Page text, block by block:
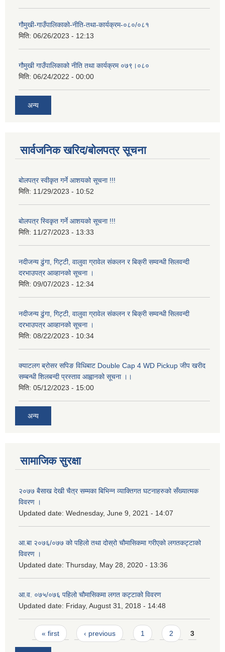
गौमुखी-गाउँपालिकाको-नीति-तथा-कार्यक्रम-०८०/०८१
मिति: 06/26/2023 - 12:13
गौमुखी गाउँपालिकाको नीति तथा कार्यक्रम ०७९।०८०
मिति: 06/24/2022 - 00:00
अन्य
सार्वजनिक खरिद/बोलपत्र सूचना
बोलपत्र स्वीकृत गर्ने आशयको सूचना !!!
मिति: 11/29/2023 - 10:52
बोलपत्र स्विकृत गर्ने आशयको सूचना !!!
मिति: 11/27/2023 - 13:33
नदीजन्य ढुंगा, गिट्टी, वालुवा ग्रावेल संकलन र बिक्री सम्वन्धी सिलवन्दी
दरभाउपत्र आव्हानको सूचना ।
मिति: 09/07/2023 - 12:34
नदीजन्य ढुंगा, गिट्टी, वालुवा ग्रावेल संकलन र बिक्री सम्वन्धी सिलवन्दी
दरभाउपत्र आव्हानको सूचना ।
मिति: 08/22/2023 - 10:34
क्याटलग ब्रोसर सपिङ विधिबाट Double Cap 4 WD Pickup जीप खरीद
सम्बन्धी शिलबन्दी प्रस्ताव आह्वानको सूचना ।।
मिति: 05/12/2023 - 15:00
अन्य
सामाजिक सुरक्षा
२०७७ बैसाख देखी चैत्र सम्मका बिभिन्न व्याक्तिगत घटनाहरुको सँख्यात्मक
विवरण ।
Updated date: Wednesday, June 9, 2021 - 14:07
आ.बा २०७६/०७७ को पहिलो तथा दोस्रो चौमासिकमा गरीएको लगतकट्टाको
विवरण ।
Updated date: Thursday, May 28, 2020 - 13:36
आ.व. ०७५/०७६ पहिलो चौमासिकमा लगत कट्टाको विवरण
Updated date: Friday, August 31, 2018 - 14:48
Pages
« first ‹ previous 1 2 3